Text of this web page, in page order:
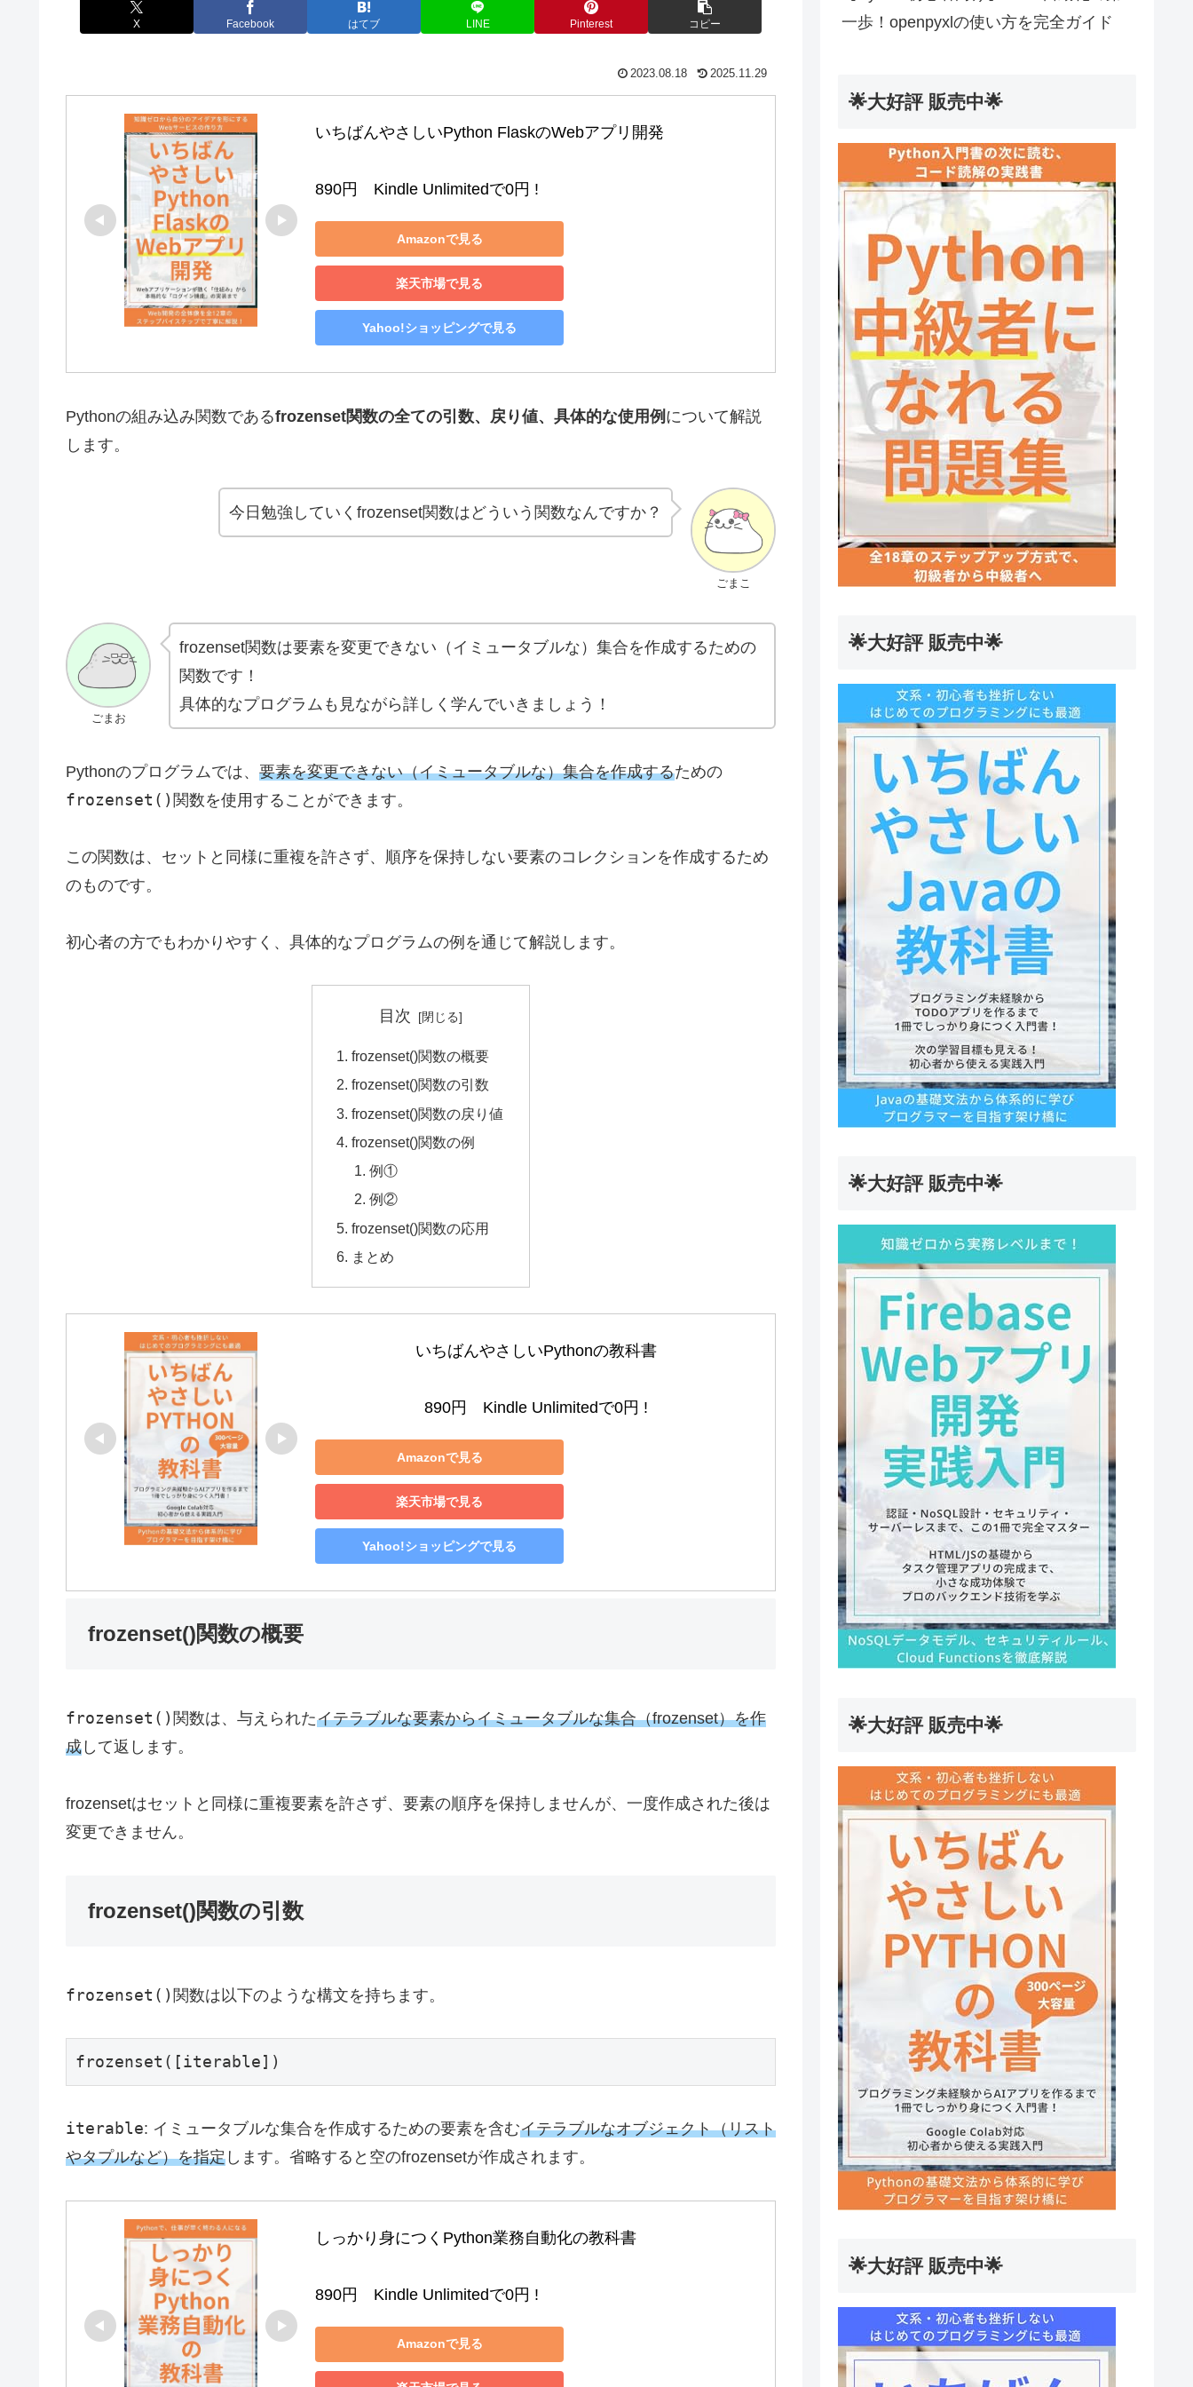
X Facebook はてブ LINE Pinterest コピー
2023.08.18 2025.11.29
いちばんやさしいPython FlaskのWebアプリ開発
890円　Kindle Unlimitedで0円 !
Amazonで見る
楽天市場で見る
Yahoo!ショッピングで見る
Pythonの組み込み関数であるfrozenset関数の全ての引数、戻り値、具体的な使用例 について解説
します。
ごまこ
今日勉強していくfrozenset関数はどういう関数なんですか？
ごまお
frozenset関数は要素を変更できない（イミュータブルな）集合を作成するための
関数です！
具体的なプログラムも見ながら詳しく学んでいきましょう！
Pythonのプログラムでは、 要素を変更できない（イミュータブルな）集合を作成するための
frozenset() 関数を使用することができます。
この関数は、セットと同様に重複を許さず、順序を保持しない要素のコレクションを作成するため
のものです。
初心者の方でもわかりやすく、具体的なプログラムの例を通じて解説します。
目次
frozenset()関数の概要
frozenset()関数の引数
frozenset()関数の戻り値
frozenset()関数の例
例①
例②
frozenset()関数の応用
まとめ
いちばんやさしいPythonの教科書
890円　Kindle Unlimitedで0円 !
Amazonで見る
楽天市場で見る
Yahoo!ショッピングで見る
frozenset()関数の概要
frozenset() 関数は、与えられたイテラブルな要素からイミュータブルな集合（frozenset）を作
成 して返します。
frozensetはセットと同様に重複要素を許さず、要素の順序を保持しませんが、一度作成された後は
変更できません。
frozenset()関数の引数
frozenset() 関数は以下のような構文を持ちます。
frozenset([iterable])
iterable: イミュータブルな集合を作成するための要素を含むイテラブルなオブジェクト（リスト
やタプルなど）を指定 します。省略すると空のfrozensetが作成されます。
しっかり身につくPython業務自動化の教科書
890円　Kindle Unlimitedで0円 !
Amazonで見る
一歩！openpyxlの使い方を完全ガイド
🌟大好評 販売中🌟
🌟大好評 販売中🌟
🌟大好評 販売中🌟
🌟大好評 販売中🌟
🌟大好評 販売中🌟